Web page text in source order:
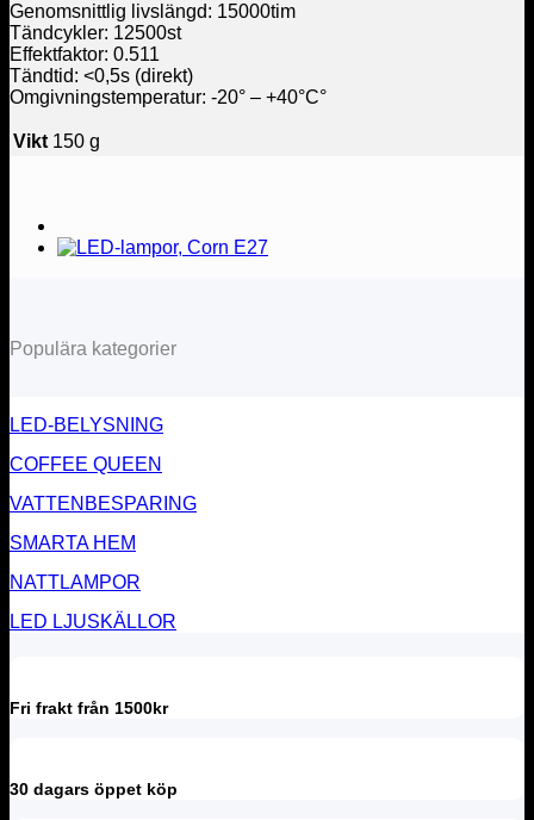
Genomsnittlig livslängd: 15000tim
Tändcykler: 12500st
Effektfaktor: 0.511
Tändtid: <0,5s (direkt)
Omgivningstemperatur: -20° – +40°C°
Vikt 150 g
Populära kategorier
LED-BELYSNING
COFFEE QUEEN
VATTENBESPARING
SMARTA HEM
NATTLAMPOR
LED LJUSKÄLLOR
Fri frakt från 1500kr
30 dagars öppet köp